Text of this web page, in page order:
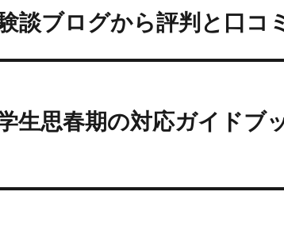
談ブログから評判と口コ
思春期の対応ガイドブ